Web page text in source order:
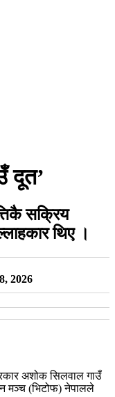
दूत’
सक्रिय
थिए ।
2026
अशोक सिलवाल गाउँ
मञ्च (भिटोफ) नेपालले